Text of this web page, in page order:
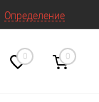
Определение
0 0